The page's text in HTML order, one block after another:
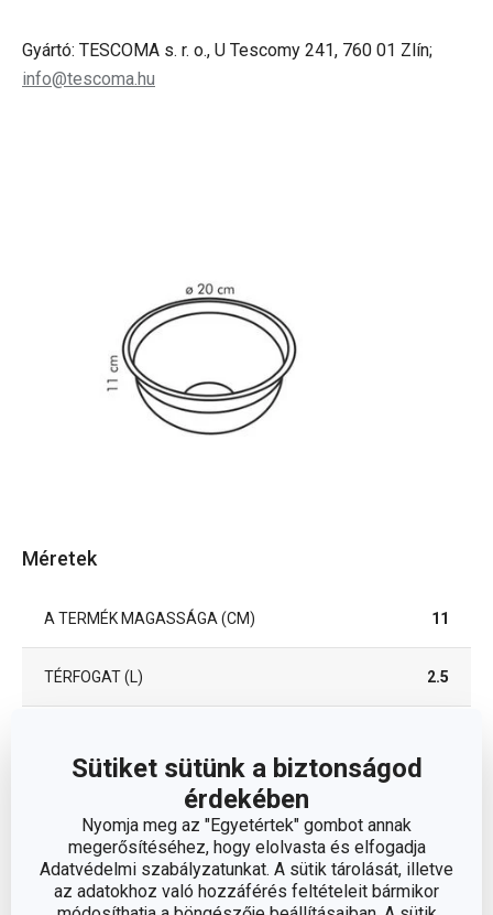
Sütiket sütünk a biztonságod
érdekében
Nyomja meg az "Egyetértek" gombot annak
megerősítéséhez, hogy elolvasta és elfogadja
Adatvédelmi szabályzatunkat. A sütik tárolását, illetve
az adatokhoz való hozzáférés feltételeit bármikor
Gyártó: TESCOMA s. r. o., U Tescomy 241, 760 01 Zlín;
info@tescoma.hu
Méretek
A TERMÉK MAGASSÁGA (CM) 11
TÉRFOGAT (L) 2.5
Egyéb paraméterek
ANYAG rozsdamentes acél